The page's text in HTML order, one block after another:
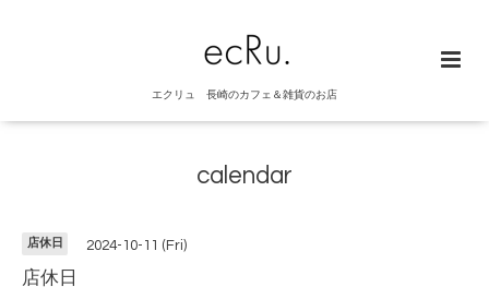
エクリュ 長崎のカフェ＆雑貨のお店
calendar
店休日 2024-10-11 (Fri)
店休日